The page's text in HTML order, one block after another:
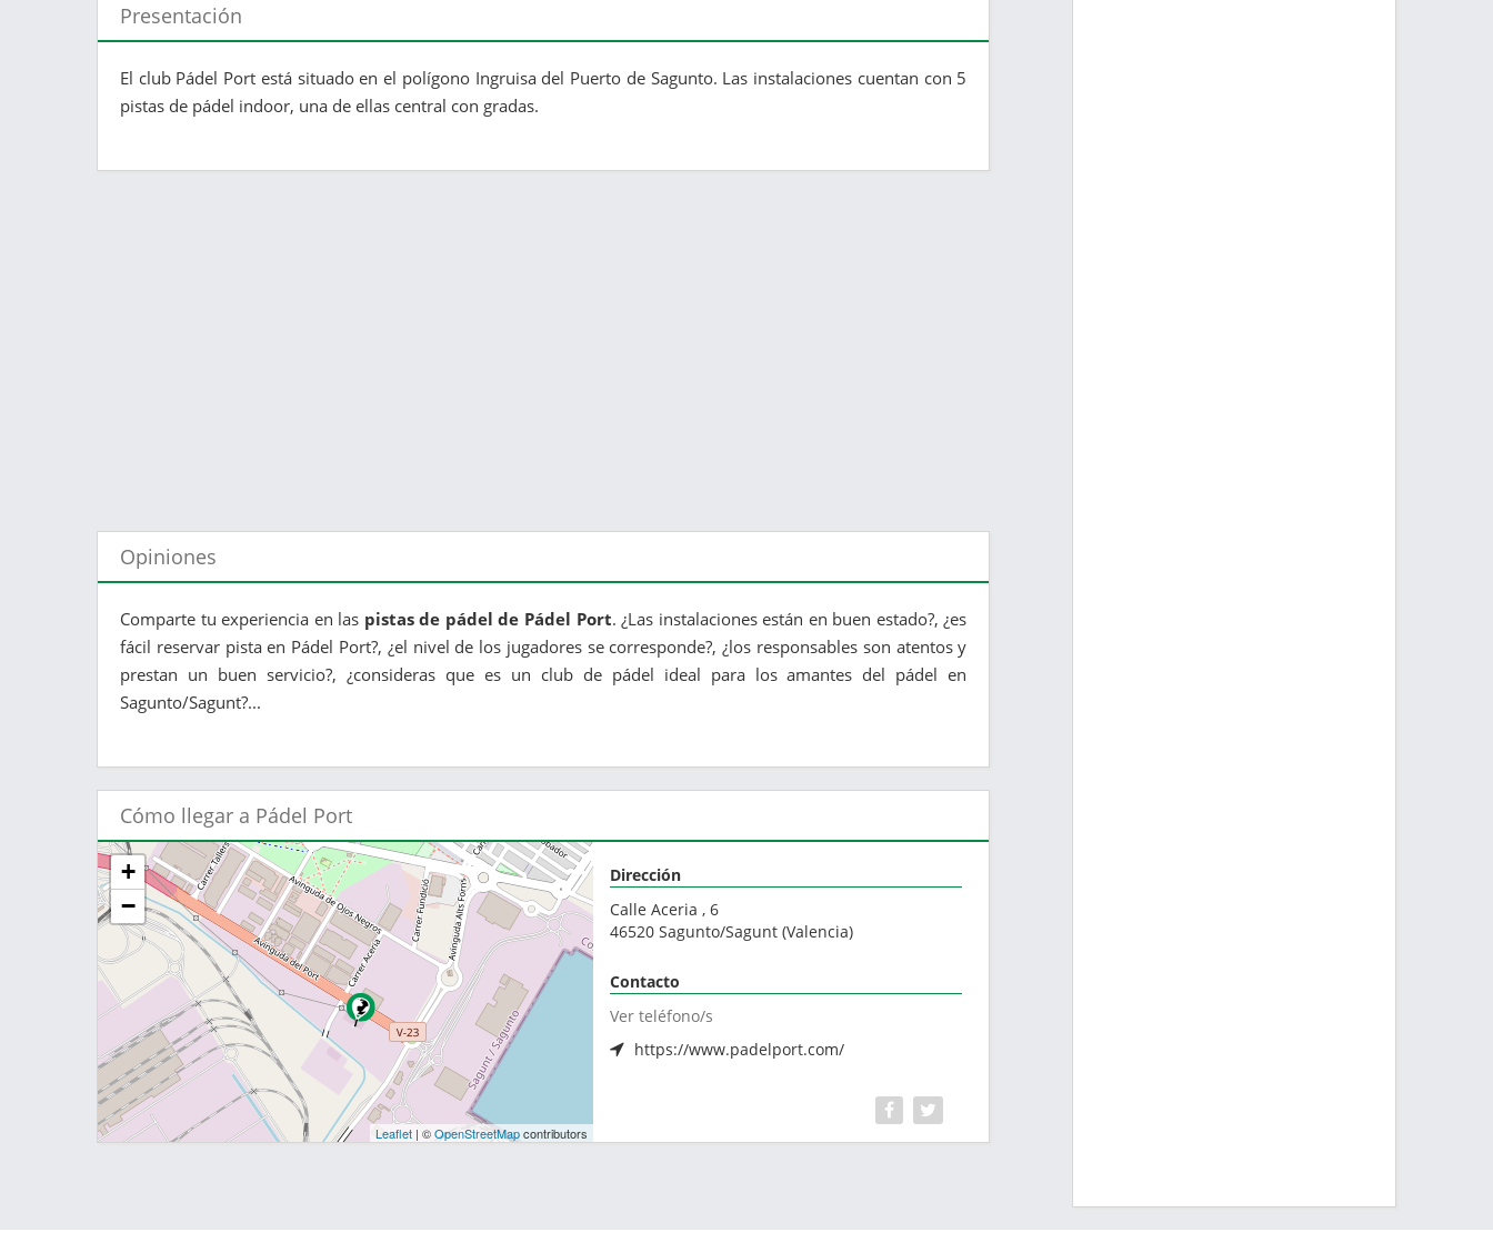
Presentación
El club Pádel Port está situado en el polígono Ingruisa del Puerto de Sagunto. Las instalaciones cuentan con 5
pistas de pádel indoor, una de ellas central con gradas.
Opiniones
Comparte tu experiencia en las pistas de pádel de Pádel Port. ¿Las instalaciones están en buen estado?, ¿es
fácil reservar pista en Pádel Port?, ¿el nivel de los jugadores se corresponde?, ¿los responsables son atentos y
prestan un buen servicio?, ¿consideras que es un club de pádel ideal para los amantes del pádel en
Sagunto/Sagunt?...
Cómo llegar a Pádel Port
+
−
Leaflet | ©OpenStreetMapcontributors
Dirección
Calle Aceria , 6
46520 Sagunto/Sagunt (Valencia)
Contacto
Ver teléfono/s
https://www.padelport.com/